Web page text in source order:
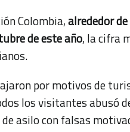
Colombia,alrededor
de este año, la cifra
por motivos de
los visitantes abusó
asilo con falsas